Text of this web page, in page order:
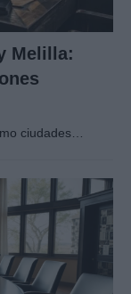
Melilla:
ciudades…